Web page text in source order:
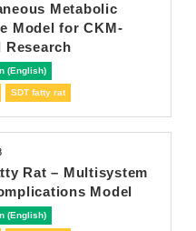
Metabolic
Model for CKM-
Research
(English)
SDT fatty rat
Rat – Multisystem
Model
(English)